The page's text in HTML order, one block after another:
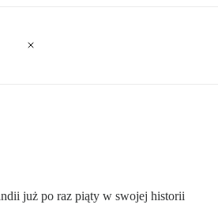
już po raz piąty w swojej historii